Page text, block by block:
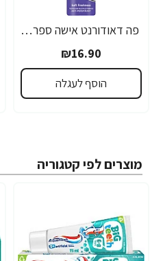
פה דאודורנט אישה ספריי אינויזיבל פאוור 200 מ"ל - מבית FA
₪16.90
הוסף לעגלה
מוצרים לפי קטגוריה